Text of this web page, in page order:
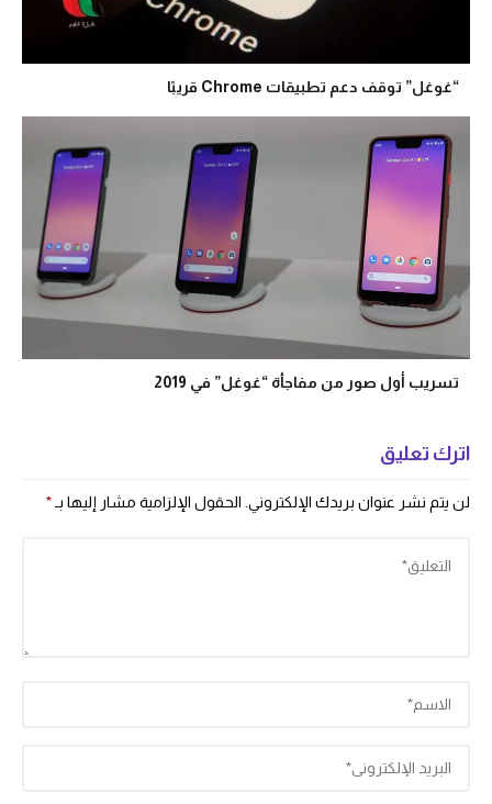
“غوغل” توقف دعم تطبيقات Chrome قريبًا
تسريب أول صور من مفاجأة “غوغل” في 2019
اترك تعليق
لن يتم نشر عنوان بريدك الإلكتروني. الحقول الإلزامية مشار إليها بـ *